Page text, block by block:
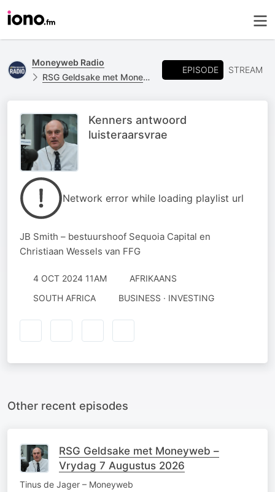
Moneyweb Radio
RSG Geldsake met Moneyweb
EPISODE STREAM
Kenners antwoord
luisteraarsvrae
Network error while loading playlist url
JB Smith – bestuurshoof Sequoia Capital en
Christiaan Wessels van FFG
4 OCT 2024 11AM
AFRIKAANS
SOUTH AFRICA
BUSINESS · INVESTING
Other recent episodes
RSG Geldsake met Moneyweb –
Vrydag 7 Augustus 2026
Tinus de Jager – Moneyweb